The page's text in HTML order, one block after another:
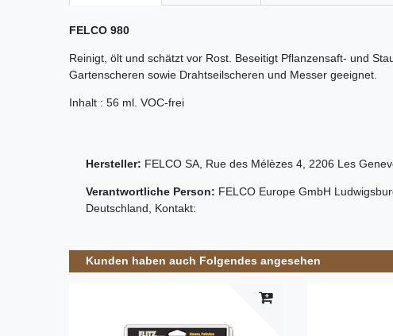
FELCO 980
Reinigt, ölt und schätzt vor Rost. Beseitigt Pflanzensaft- und
Gartenscheren sowie Drahtseilscheren und Messer geeignet.
Inhalt : 56 ml. VOC-frei
Hersteller: FELCO SA Rue des Mélèzes 4 2206 Les
Verantwortliche Person: FELCO Europe GmbH
Deutschland , Kontakt:
Kunden haben auch Folgendes angesehen